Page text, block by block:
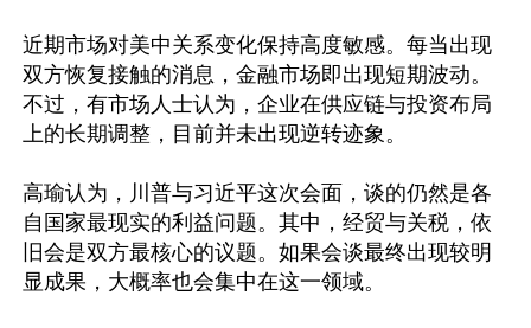
近期市场对美中关系变化保持高度敏感。每当出现
双方恢复接触的消息，金融市场即出现短期波动。
不过，有市场人士认为，企业在供应链与投资布局
上的长期调整，目前并未出现逆转迹象。
高瑜认为，川普与习近平这次会面，谈的仍然是各
自国家最现实的利益问题。其中，经贸与关税，依
旧会是双方最核心的议题。如果会谈最终出现较明
显成果，大概率也会集中在这一领域。